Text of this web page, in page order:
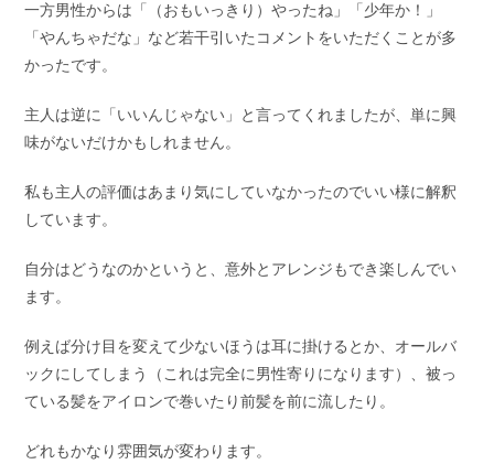
一方男性からは「（おもいっきり）やったね」「少年か！」
「やんちゃだな」など若干引いたコメントをいただくことが多
かったです。
主人は逆に「いいんじゃない」と言ってくれましたが、単に興
味がないだけかもしれません。
私も主人の評価はあまり気にしていなかったのでいい様に解釈
しています。
自分はどうなのかというと、意外とアレンジもでき楽しんでい
ます。
例えば分け目を変えて少ないほうは耳に掛けるとか、オールバ
ックにしてしまう（これは完全に男性寄りになります）、被っ
ている髪をアイロンで巻いたり前髪を前に流したり。
どれもかなり雰囲気が変わります。